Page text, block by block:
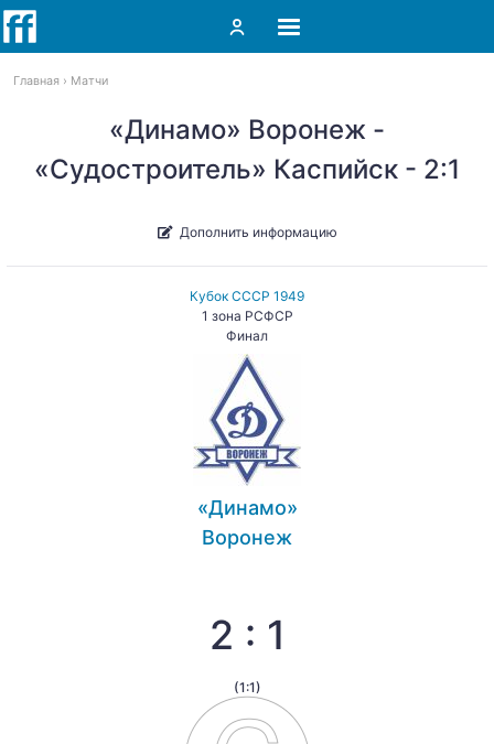
Главная Матчи
«Динамо» Воронеж -
«Судостроитель» Каспийск - 2:1
Дополнить информацию
Кубок СССР 1949
1 зона РСФСР
Финал
«Динамо»
Воронеж
2 : 1
(1:1)